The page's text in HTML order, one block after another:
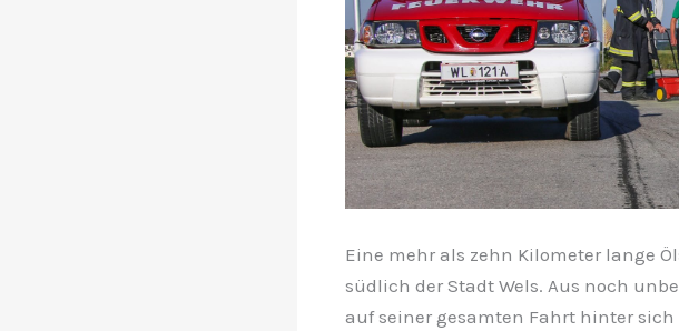
Eine mehr als zehn Kilometer lange
südlich der Stadt Wels. Aus noch
auf seiner gesamten Fahrt hinter